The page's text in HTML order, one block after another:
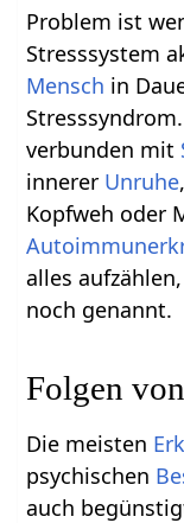
Problem ist
Stresssystem
Mensch in
verbunden mit
innerer Unruhe
Kopfweh oder
alles
noch genannt.
Folgen
Die meisten
psychischen
auch